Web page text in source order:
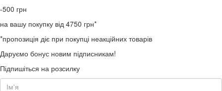
-500 грн
на вашу покупку від 4750 грн*
*пропозиція діє при покупці неакційних товарів
Даруємо бонус новим підписникам!
Підпишіться на розсилку